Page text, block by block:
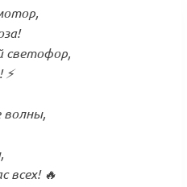
светофор,
волны,
всех! 🔥